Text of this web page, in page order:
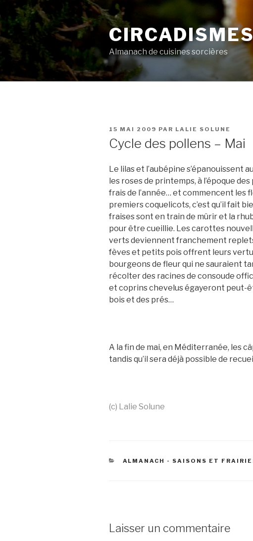
Aller
au
contenu
principal
CIRCADISMES
Almanach de cuisines sorcières
PUBLIÉ
15 MAI 2009 PAR LALIE SOLUNE
Cycle des pollens – Mai
Le lilas et l’aubépine s’épanouissent
les roses de printemps, à l’époque
frais de l’année… et commencent les
premiers coquelicots, c’est qu’il fait
fraises sont en train de mûrir et la
pour être cueillie. Les carottes
verts deviennent franchement
fèves et petits pois offrent leurs
bourgeons de fleur qui ne sauraient
récolter des racines de consoude
et coprins chevelus égayeront peut-
bois et des prés…
A la fin de mai, en Méditerranée, les
tandis qu’il sera déjà possible de
(c) Lalie Solune
CATÉGORIES
ALMANACH - SAISONS ET
Laisser un commentaire